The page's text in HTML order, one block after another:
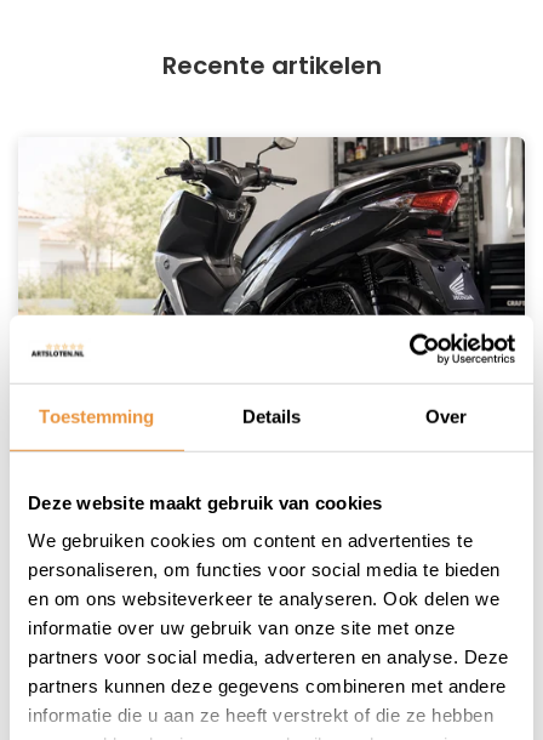
Toestemming Details Over
Deze website maakt gebruik van cookies
We gebruiken cookies om content en advertenties te
personaliseren, om functies voor social media te bieden
en om ons websiteverkeer te analyseren. Ook delen we
informatie over uw gebruik van onze site met onze
partners voor social media, adverteren en analyse. Deze
partners kunnen deze gegevens combineren met andere
informatie die u aan ze heeft verstrekt of die ze hebben
Recente artikelen
Zelf scooter onderhoud uitvoeren:
complete handleiding
Een scooter is voor veel mensen een handig
vervoermiddel voor dagelijks gebruik. In deze
complete handleiding lees je hoe je scooter
onderhoud zelf doen kunt aanpakken, welke
onderdelen aandacht nodig hebben en welke